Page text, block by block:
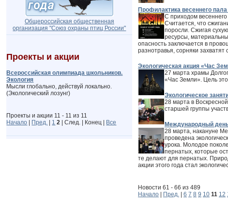
Профилактика весеннего
С приходом
Считается, что
поросли. Сжигая
ресурсы,
опасность заключается в
разнотравья, сорняки
Экологическая акция «Час
27 марта храмы
«Час Земли». Цель
Экологическое
28 марта в
старшей группы
Международный
28 марта, накануне
проведена
урока. Молодое
пернатых, которые
те делают для пернатых.
акции этого года стал
Новости 61 - 66 из 489
Начало | Пред. | 6 7 8 9 10 11 12
Общероссийская общественная
организация "Cоюз охраны птиц России"
Проекты и акции
Всероссийская олимпиада школьников.
Экология
Мысли глобально, действуй локально.
(Экологический лозунг)
Проекты и акции 11 - 11 из 11
Начало | Пред. | 1 2 | След. | Конец | Все